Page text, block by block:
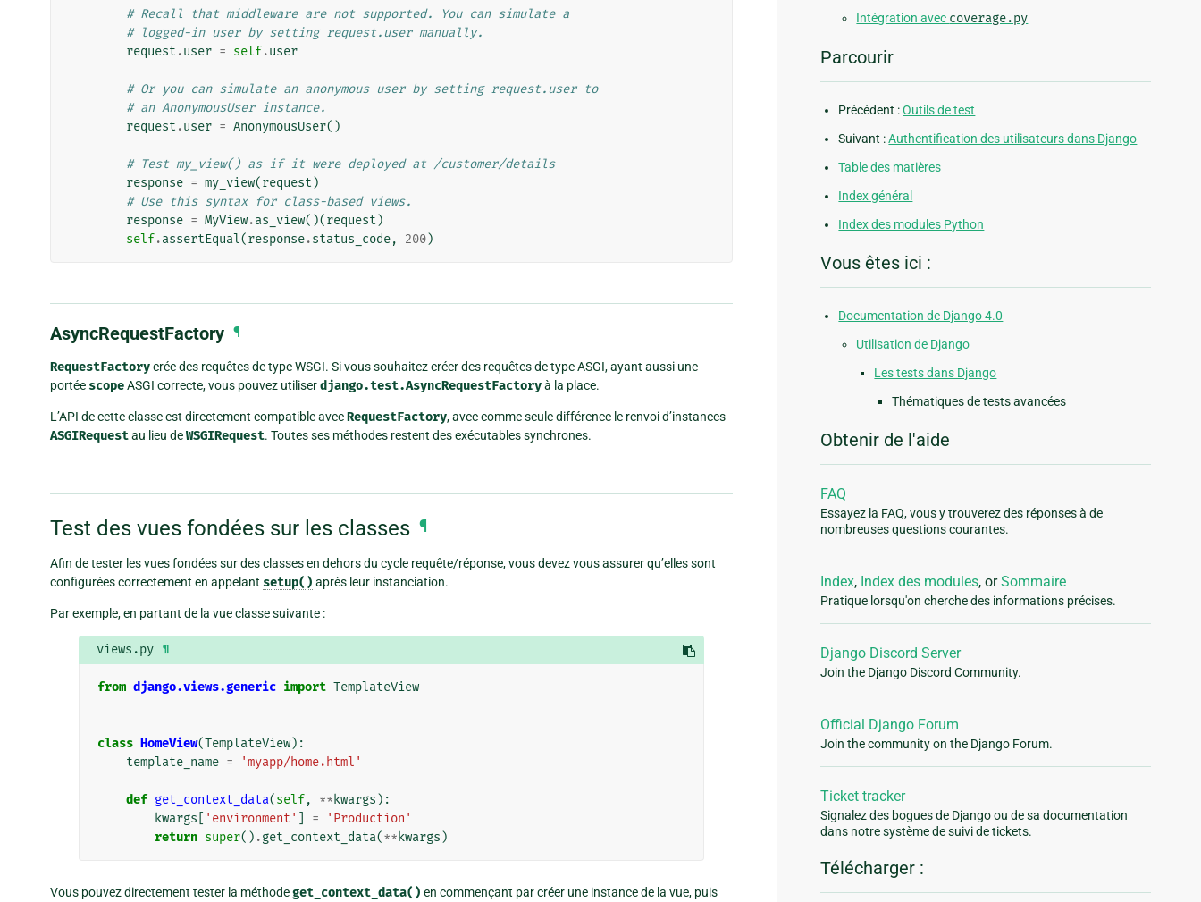
# Recall that middleware are not supported. You can simulate a
# logged-in user by setting request.user manually.
request .user = self.user
# Or you can simulate an anonymous user by setting request.user to
# an AnonymousUser instance.
request .user = AnonymousUser()
# Test my_view() as if it were deployed at /customer/details
response = my_view(request )
# Use this syntax for class-based views.
response = MyView.as_view()(request )
self.assertEqual(response.status_code, 200)
AsyncRequestFactory ¶
RequestFactorycrée des requêtes de type WSGI. Si vous souhaitez créer des requêtes de type ASGI, ayant aussi une
portée scopeASGI correcte, vous pouvez utiliserdjango.test.AsyncRequestFactoryà la place.
L’API de cette classe est directement compatible avecRequestFactory, avec comme seule différence le renvoi d’instances
ASGIRequestau lieu deWSGIRequest. Toutes ses méthodes restent des exécutables synchrones.
Test des vues fondées sur les classes ¶
Afin de tester les vues fondées sur des classes en dehors du cycle requête/réponse, vous devez vous assurer qu’elles sont
configurées correctement en appelant setup() après leur instanciation.
Par exemple, en partant de la vue classe suivante :
views.py ¶
from django.views.generic import TemplateView
class HomeView(TemplateView):
template_name = 'myapp/home.html'
def get_context_data(self, ** kwargs ):
kwargs
'environment' =
'Production'
return super() .get_context_data(** kwargs )
Vous pouvez directement tester la méthodeget_context_data() en commençant par créer une instance de la vue, puis
Intégration avec coverage.py
Parcourir
Précédent :Outils de test
Suivant :Authentification des utilisateurs dans Django
Table des matières
Index général
Index des modules Python
Vous êtes ici :
Documentation de Django 4.0
Utilisation de Django
Les tests dans Django
Thématiques de tests avancées
Obtenir de l'aide
FAQ
Essayez la FAQ, vous y trouverez des réponses à de
nombreuses questions courantes.
Index, Index des modules, orSommaire
Pratique lorsqu'on cherche des informations précises.
Django Discord Server
Join the Django Discord Community.
Official Django Forum
Join the community on the Django Forum.
Ticket tracker
Signalez des bogues de Django ou de sa documentation
dans notre système de suivi de tickets.
Télécharger :